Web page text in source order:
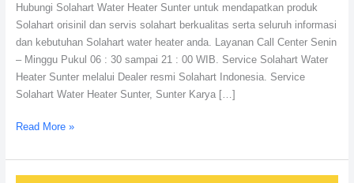
Hubungi Solahart Water Heater Sunter untuk mendapatkan produk
Solahart orisinil dan servis solahart berkualitas serta seluruh informasi
dan kebutuhan Solahart water heater anda. Layanan Call Center Senin
– Minggu Pukul 06 : 30 sampai 21 : 00 WIB. Service Solahart Water
Heater Sunter melalui Dealer resmi Solahart Indonesia. Service
Solahart Water Heater Sunter, Sunter Karya […]
Read More »